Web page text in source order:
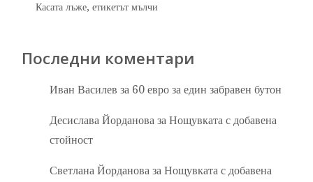
Касата лъже, етикетът мълчи
Последни коментари
Иван Василев за 60 евро за един забравен бутон
Десислава Йорданова заНощувката с добавена
стойност
Светлана Йорданова заНощувката с добавена